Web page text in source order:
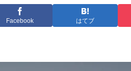
Facebook はてブ